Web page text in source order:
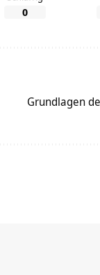
0
Grundlagen